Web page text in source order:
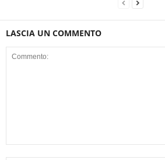
LASCIA UN COMMENTO